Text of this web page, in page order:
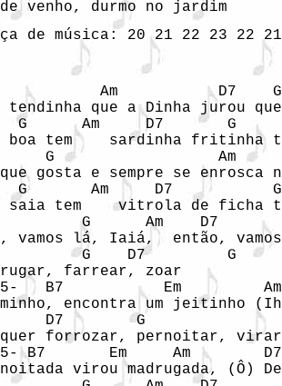
de música: 20 21 22 23 22
tendinha que a Dinha jurou
G      Am     D7       G
boa tem    sardinha fritinha
Am       D7     G
gosta e sempre se enrosca
D7	   G	        Am	 D7 G
saia tem    vitrola de ficha
G      Am    D7
vamos lá, Iaiá,  então,
farrear, zoar
encontra um jeitinho
D7	    G
virou madrugada, (Ô)